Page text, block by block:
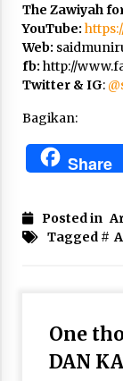
The Zawiyah
YouTube:
Web:
fb: http://
Twitter & IG: @
Bagikan:
Share
Posted in
Tagged #
One
DAN